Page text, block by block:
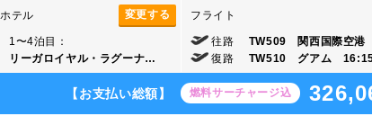
変更する
ホテル
1〜4泊目：
リーガロイヤル・ラグーナ…
フライト
往路
TW509 関西国際空
復路
TW510 グアム
【お支払い総額】 燃料サーチャージ込